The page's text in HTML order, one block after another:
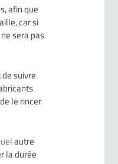
afin que
car si
sera pas
suivre
le rincer
autre
la durée